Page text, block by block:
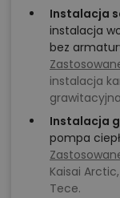
Instalacja
instalacja
bez
instalacja
Instalacja
pompa
Kaisai
Tece.